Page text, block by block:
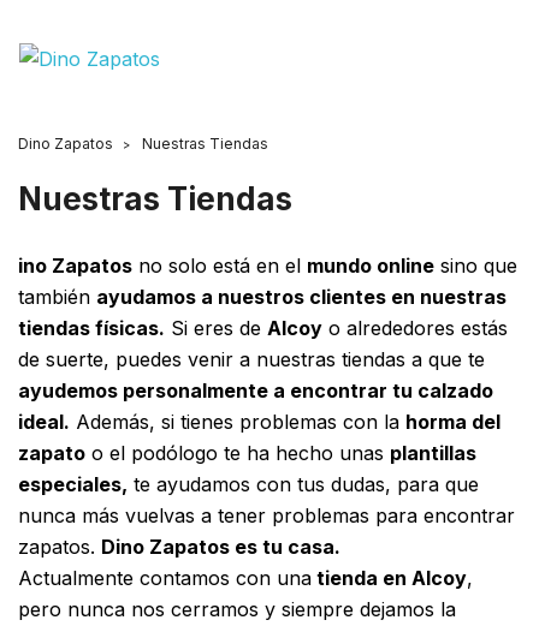
Dino Zapatos Nuestras Tiendas
Nuestras Tiendas
ino Zapatos no solo está en el mundo online sino que
también ayudamos a nuestros clientes en nuestras
tiendas físicas. Si eres de Alcoy o alrededores estás
de suerte, puedes venir a nuestras tiendas a que te
ayudemos personalmente a encontrar tu calzado
ideal. Además, si tienes problemas con la horma del
zapato o el podólogo te ha hecho unas plantillas
especiales, te ayudamos con tus dudas, para que
nunca más vuelvas a tener problemas para encontrar
zapatos. Dino Zapatos es tu casa.
Actualmente contamos con una tienda en Alcoy,
pero nunca nos cerramos y siempre dejamos la